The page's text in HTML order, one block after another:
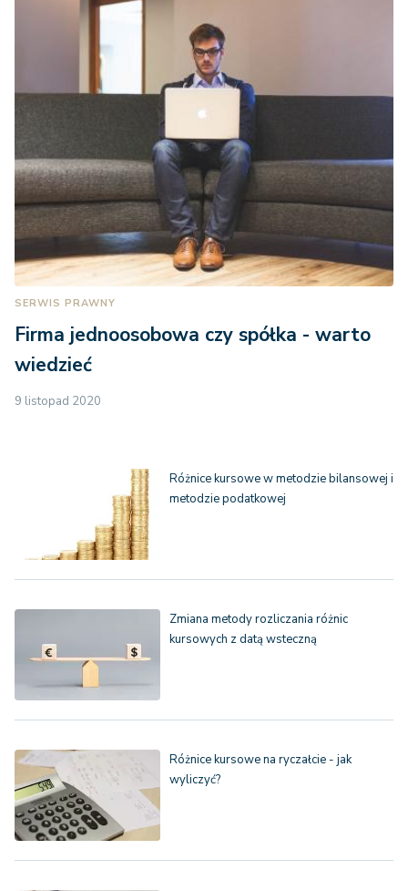
SERWIS PRAWNY
Firma jednoosobowa czy spółka - warto
wiedzieć
9 listopad 2020
Różnice kursowe w metodzie bilansowej i
metodzie podatkowej
Zmiana metody rozliczania różnic
kursowych z datą wsteczną
Różnice kursowe na ryczałcie - jak
wyliczyć?